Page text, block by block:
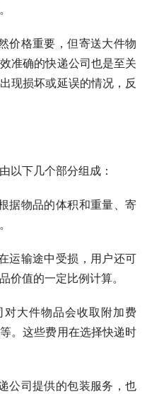
价格重要，但寄送大件物
准确的快递公司也是至关
现损坏或延误的情况，反
以下几个部分组成：
据物品的体积和重量、寄
运输途中受损，用户还可
价值的一定比例计算。
大件物品会收取附加费
。这些费用在选择快递时
公司提供的包装服务，也